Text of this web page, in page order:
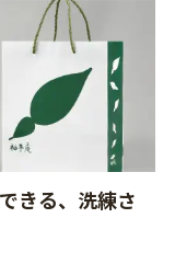
きる、洗練さ